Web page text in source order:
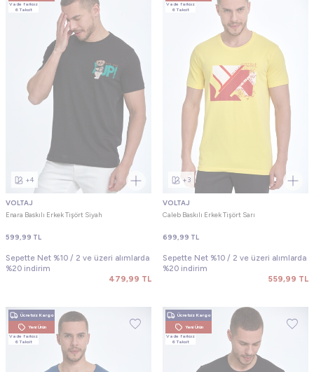
Vade farksız
6 Taksit
+4
VOLTAJ
Enara Baskılı Erkek Tişört Siyah
599,99 TL
Sepette Net %10 / 2 ve üzeri alımlarda
%20 indirim
479,99 TL
Vade farksız
6 Taksit
+3
VOLTAJ
Caleb Baskılı Erkek Tişört Sarı
699,99 TL
Sepette Net %10 / 2 ve üzeri alımlarda
%20 indirim
559,99 TL
Ücretsiz Kargo
Yeni Ürün
Vade farksız
6 Taksit
Ücretsiz Kargo
Yeni Ürün
Vade farksız
6 Taksit